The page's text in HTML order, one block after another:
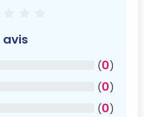
avis
(0)
(0)
(0)